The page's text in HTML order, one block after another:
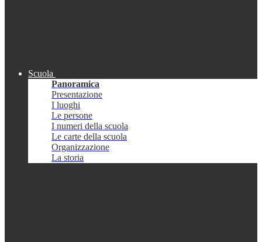
Scuola
Panoramica
Presentazione
I luoghi
Le persone
I numeri della scuola
Le carte della scuola
Organizzazione
La storia